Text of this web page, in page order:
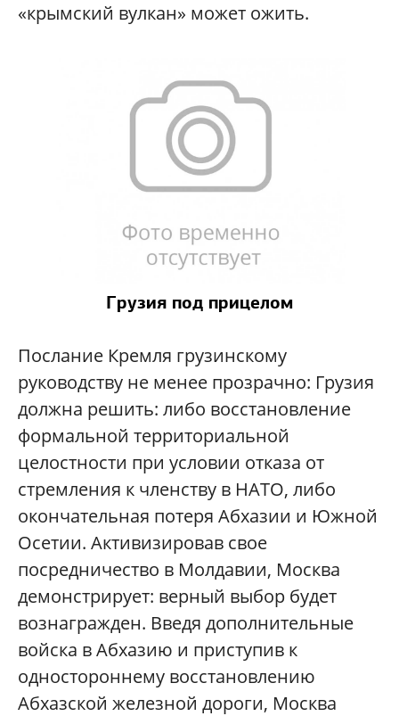
«крымский вулкан» может ожить.
Грузия под прицелом
Послание Кремля грузинскому
руководству не менее прозрачно: Грузия
должна решить: либо восстановление
формальной территориальной
целостности при условии отказа от
стремления к членству в НАТО, либо
окончательная потеря Абхазии и Южной
Осетии. Активизировав свое
посредничество в Молдавии, Москва
демонстрирует: верный выбор будет
вознагражден. Введя дополнительные
войска в Абхазию и приступив к
одностороннему восстановлению
Абхазской железной дороги, Москва